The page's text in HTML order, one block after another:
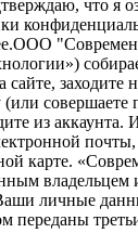
что я
OOO
сайте, заходите
(или совершаете
из аккаунта.
карте.
личные
переданы